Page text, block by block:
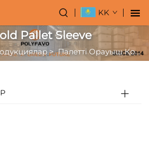
KK
Pallet Sleeve
>Палетті Орауыш Қорап